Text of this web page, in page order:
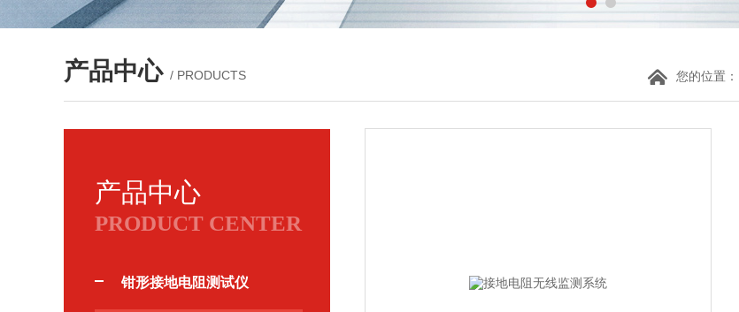
产品中心 / PRODUCTS 您的位置：
产品中心
PRODUCT CENTER
钳形接地电阻测试仪